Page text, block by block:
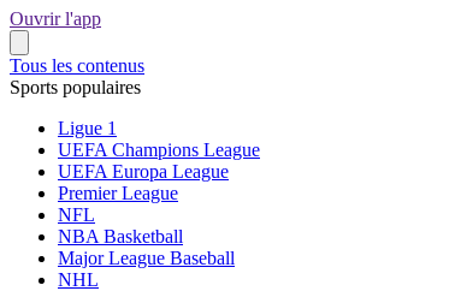
Ouvrir l'app
Tous les contenus
Sports populaires
Ligue 1
UEFA Champions League
UEFA Europa League
Premier League
NFL
NBA Basketball
Major League Baseball
NHL